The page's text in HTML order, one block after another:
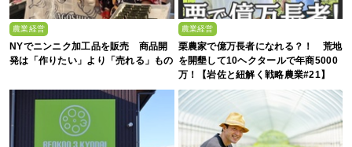
農業経営
NYでニンニク加工品を販売 商品開
発は「作りたい」より「売れる」もの
農業経営
栗農家で億万長者になれる？！ 荒地
を開墾して10ヘクタールで年商5000
万！【岩佐と紐解く戦略農業#21】